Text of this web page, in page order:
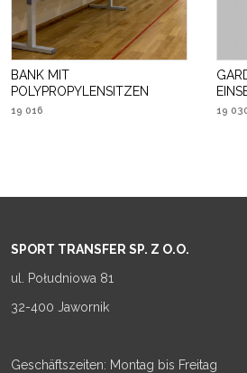
BANK MIT
POLYPROPYLENSITZEN
19 016 19
SPORT TRANSFER SP. Z O.O.
ul. Południowa 81
32-400 Jawornik
Geschäftszeiten: Montag bis Freitag